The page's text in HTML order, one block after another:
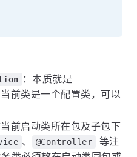
：本质就是
前类是一个配置类，可以
前启动类所在包及子包下
、 @Controller
等注